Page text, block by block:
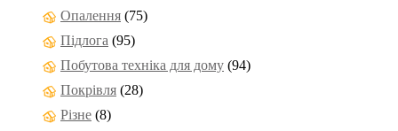
Опалення (75)
Підлога (95)
Побутова техніка для дому (94)
Покрівля (28)
Різне (8)